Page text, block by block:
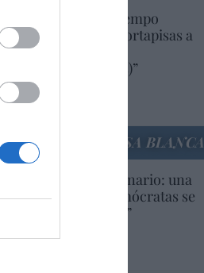
lleva mucho tiempo
aranceles y cortapisas a
y compañías
(y europeas)”
Sánchez Arjona
LA CASA BLANCA
Inquietante escenario: una
parte de los demócratas se
como “socialista”
Aguirre